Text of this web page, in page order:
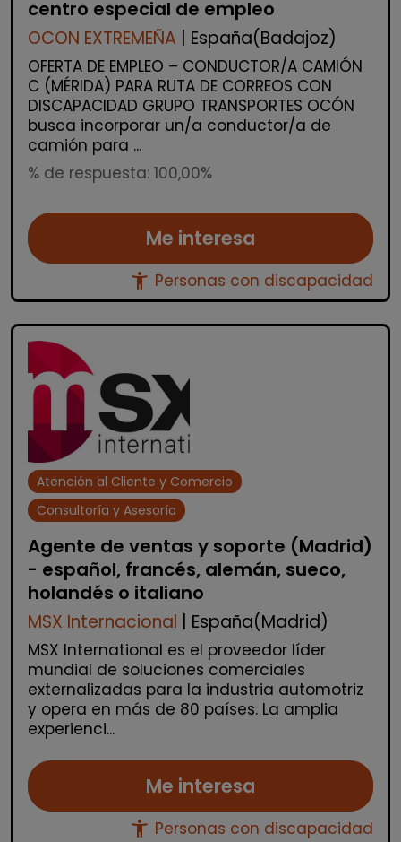
centro especial de empleo
OCON EXTREMEÑA | España(Badajoz)
OFERTA DE EMPLEO – CONDUCTOR/A CAMIÓN
C (MÉRIDA) PARA RUTA DE CORREOS CON
DISCAPACIDAD GRUPO TRANSPORTES OCÓN
busca incorporar un/a conductor/a de
camión para ...
% de respuesta: 100,00%
Me interesa
accessibility_new Personas con discapacidad
Atención al Cliente y Comercio
Consultoría y Asesoría
Agente de ventas y soporte (Madrid)
- español, francés, alemán, sueco,
holandés o italiano
MSX Internacional | España(Madrid)
MSX International es el proveedor líder
mundial de soluciones comerciales
externalizadas para la industria automotriz
y opera en más de 80 países. La amplia
experienci...
Me interesa
accessibility_new Personas con discapacidad